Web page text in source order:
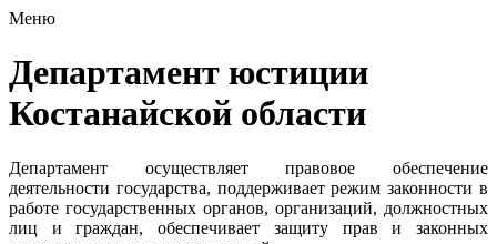
Меню
Департамент юстиции
Костанайской области
Департамент осуществляет правовое обеспечение
деятельности государства, поддерживает режим законности в
работе государственных органов, организаций, должностных
лиц и граждан, обеспечивает защиту прав и законных